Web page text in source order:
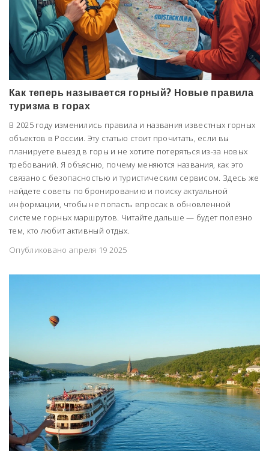
Как теперь называется горный? Новые правила
туризма в горах
В 2025 году изменились правила и названия известных горных
объектов в России. Эту статью стоит прочитать, если вы
планируете выезд в горы и не хотите потеряться из-за новых
требований. Я объясню, почему меняются названия, как это
связано с безопасностью и туристическим сервисом. Здесь же
найдете советы по бронированию и поиску актуальной
информации, чтобы не попасть впросак в обновленной
системе горных маршрутов. Читайте дальше — будет полезно
тем, кто любит активный отдых.
Опубликовано апреля 19 2025